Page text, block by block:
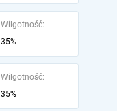
Wilgotność:
35%
Wilgotność:
35%